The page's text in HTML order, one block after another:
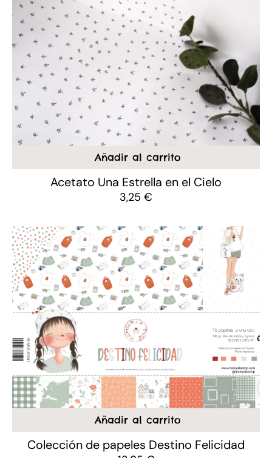
Añadir al carrito
Acetato Una Estrella en el Cielo
3,25 €
Añadir al carrito
Colección de papeles Destino Felicidad